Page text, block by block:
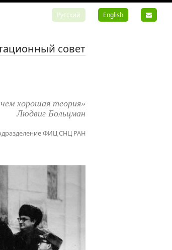
Русский English
совет
хорошая теория»
Людвиг Больцман
ФИЦ СНЦ РАН